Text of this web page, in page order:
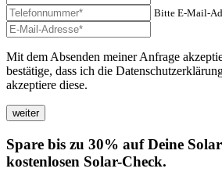
Bitte E-Mail-
Mit dem Absenden meiner Anfrage
bestätige, dass ich die
akzeptiere diese.
Spare bis zu 30% auf Deine
kostenlosen Solar-Check.